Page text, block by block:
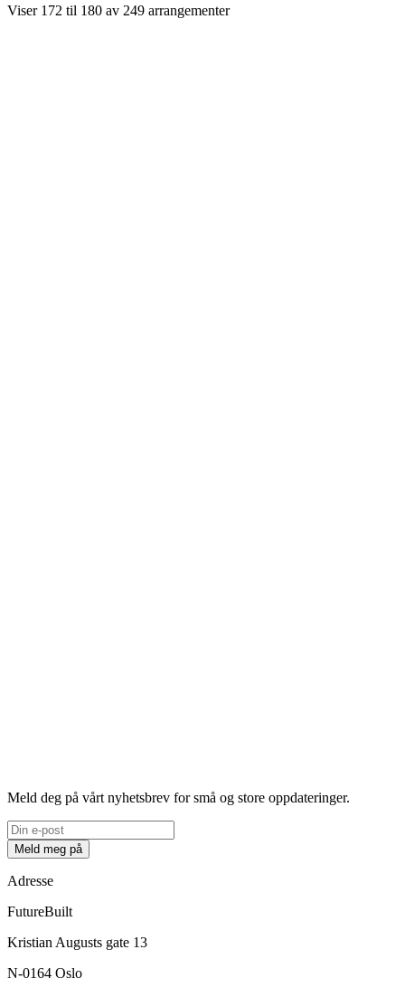
Viser 172 til 180 av 249 arrangementer
Meld deg på vårt nyhetsbrev for små og store oppdateringer.
Meld meg på
Adresse
FutureBuilt
Kristian Augusts gate 13
N-0164 Oslo